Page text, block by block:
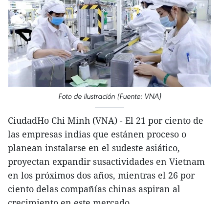
Foto de ilustración (Fuente: VNA)
CiudadHo Chi Minh (VNA) - El 21 por ciento de
las empresas indias que estánen proceso o
planean instalarse en el sudeste asiático,
proyectan expandir susactividades en Vietnam
en los próximos dos años, mientras el 26 por
ciento delas compañías chinas aspiran al